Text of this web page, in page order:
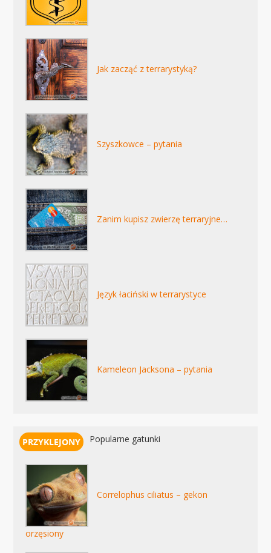
Jak zacząć z terrarystyką?
Szyszkowce – pytania
Zanim kupisz zwierzę terraryjne…
Język łaciński w terrarystyce
Kameleon Jacksona – pytania
Popularne gatunki
Correlophus ciliatus – gekon
orzęsiony